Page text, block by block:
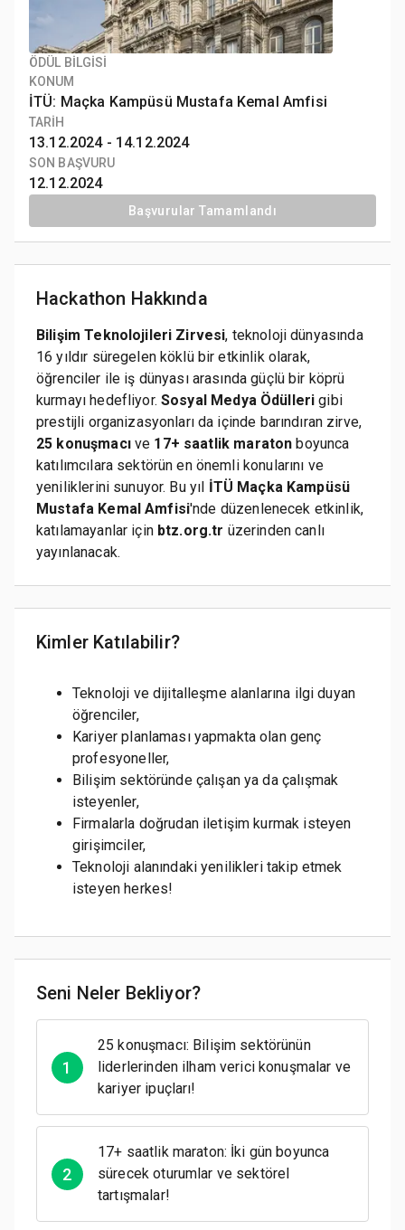
Hackathon Hakkında
Bilişim Teknolojileri Zirvesi, teknoloji dünyasında
16 yıldır süregelen köklü bir etkinlik olarak,
öğrenciler ile iş dünyası arasında güçlü bir köprü
kurmayı hedefliyor. Sosyal Medya Ödülleri gibi
prestijli organizasyonları da içinde barındıran zirve,
25 konuşmacı ve 17+ saatlik maraton boyunca
katılımcılara sektörün en önemli konularını ve
yeniliklerini sunuyor. Bu yıl İTÜ Maçka Kampüsü
Mustafa Kemal Amfisi'nde düzenlenecek etkinlik,
katılamayanlar içinbtz.org.tr üzerinden canlı
yayınlanacak.
Kimler Katılabilir?
Teknoloji ve dijitalleşme alanlarına ilgi duyan
öğrenciler,
Kariyer planlaması yapmakta olan genç
profesyoneller,
Bilişim sektöründe çalışan ya da çalışmak
isteyenler,
Firmalarla doğrudan iletişim kurmak isteyen
girişimciler,
Teknoloji alanındaki yenilikleri takip etmek
isteyen herkes!
Seni Neler Bekliyor?
1
25 konuşmacı: Bilişim sektörünün
liderlerinden ilham verici konuşmalar ve
kariyer ipuçları!
2
17+ saatlik maraton: İki gün boyunca
sürecek oturumlar ve sektörel
tartışmalar!
ÖDÜL BİLGİSİ
KONUM
İTÜ: Maçka Kampüsü Mustafa Kemal Amfisi
TARİH
13.12.2024 - 14.12.2024
SON BAŞVURU
12.12.2024
Başvurular Tamamlandı